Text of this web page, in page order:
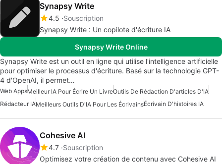
Synapsy Write
4.5 Souscription
Synapsy Write : Un copilote d'écriture IA
Synapsy Write Online
Synapsy Write est un outil en ligne qui utilise l'intelligence artificielle
pour optimiser le processus d'écriture. Basé sur la technologie GPT-
4 d'OpenAI, il permet…
Web AppsMeilleur IA Pour Écrire Un LivreOutils De Rédaction D'articles D'IA
Rédacteur IAMeilleurs Outils D'IA Pour Les ÉcrivainsÉcrivain D'histoires IA
Cohesive AI
4.7 Souscription
Optimisez votre création de contenu avec Cohesive AI